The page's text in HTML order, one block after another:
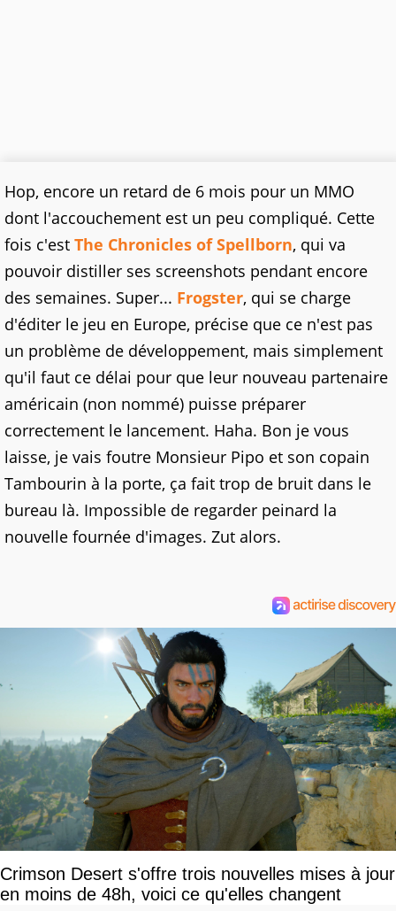
Hop, encore un retard de 6 mois pour un MMO
dont l'accouchement est un peu compliqué. Cette
fois c'est The Chronicles of Spellborn, qui va
pouvoir distiller ses screenshots pendant encore
des semaines. Super... Frogster, qui se charge
d'éditer le jeu en Europe, précise que ce n'est pas
un problème de développement, mais simplement
qu'il faut ce délai pour que leur nouveau partenaire
américain (non nommé) puisse préparer
correctement le lancement. Haha. Bon je vous
laisse, je vais foutre Monsieur Pipo et son copain
Tambourin à la porte, ça fait trop de bruit dans le
bureau là. Impossible de regarder peinard la
nouvelle fournée d'images. Zut alors.
Crimson Desert s'offre trois nouvelles mises à jour
en moins de 48h, voici ce qu'elles changent